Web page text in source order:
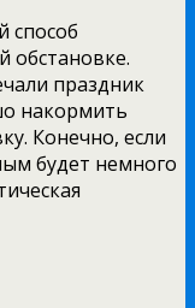
способ
обстановке.
праздник
накормить
Конечно, если
будет немного